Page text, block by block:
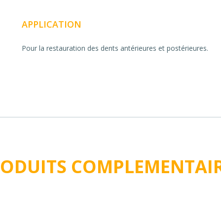
APPLICATION
Pour la restauration des dents antérieures et postérieures.